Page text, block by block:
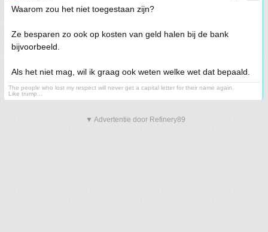
Waarom zou het niet toegestaan zijn?
Ze besparen zo ook op kosten van geld halen bij de bank
bijvoorbeeld.
Als het niet mag, wil ik graag ook weten welke wet dat bepaald.
The people who lost my respect will never get a capital letter for their name again.
Like trump...
▼ Advertentie door Refinery89